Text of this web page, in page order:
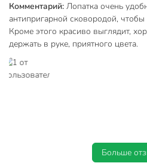
Комментарий: Лопатка очень
антипригарной сковородой,
Кроме этого красиво выглядит,
держать в руке, приятного цвета.
Больше